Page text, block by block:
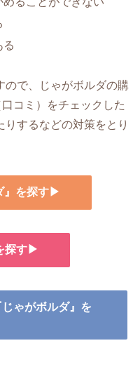
る
ので、じゃがボルダの購
コミ）をチェックした
りするなどの対策をとり
』を探す▶
探す▶
ゃがボルダ』を